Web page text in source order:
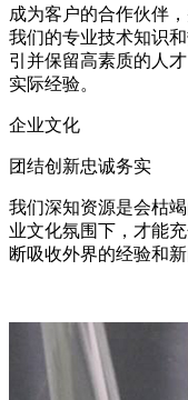
成为客户的合作伙伴
我们的专业技术知识
引并保留高素质的人
实际经验。
企业文化
团结创新忠诚务实
我们深知资源是会枯
业文化氛围下，才能
断吸收外界的经验和